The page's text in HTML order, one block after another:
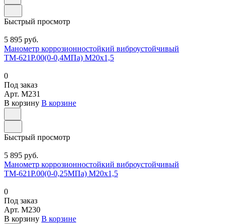
Быстрый просмотр
5 895 руб.
Манометр коррозионностойкий виброустойчивый
ТМ-621Р.00(0-0,4МПа) М20х1,5
0
Под заказ
Арт. M231
В корзину В корзине
Быстрый просмотр
5 895 руб.
Манометр коррозионностойкий виброустойчивый
ТМ-621Р.00(0-0,25МПа) М20х1,5
0
Под заказ
Арт. M230
В корзину В корзине